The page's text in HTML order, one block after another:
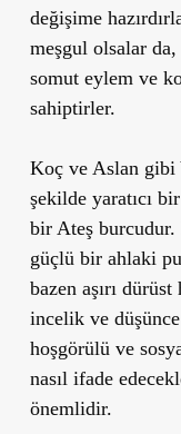
değişime
meşgul olsalar
somut eylem ve
sahiptirler.
Koç ve Aslan gibi
şekilde yaratıcı
bir Ateş
güçlü bir ahlaki
bazen aşırı
incelik ve
hoşgörülü ve
nasıl ifade
önemlidir.